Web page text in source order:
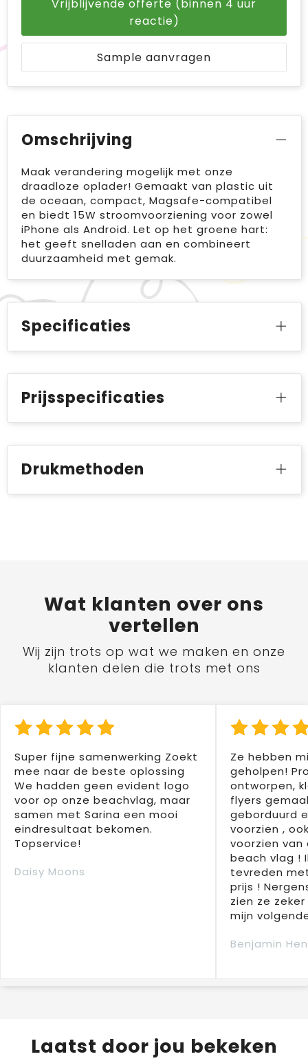
Vrijblijvende offerte (binnen 4 uur
reactie)
Sample aanvragen
Omschrijving
Maak verandering mogelijk met onze
draadloze oplader! Gemaakt van plastic uit
de oceaan, compact, Magsafe-compatibel
en biedt 15W stroomvoorziening voor zowel
iPhone als Android. Let op het groene hart:
het geeft snelladen aan en combineert
duurzaamheid met gemak.
Specificaties
Prijsspecificaties
Drukmethoden
Wat klanten over ons
vertellen
Wij zijn trots op wat we maken en onze
klanten delen die trots met ons
Super fijne samenwerking Zoekt
mee naar de beste oplossing
We hadden geen evident logo
voor op onze beachvlag, maar
samen met Sarina een mooi
eindresultaat bekomen.
Topservice!
Daisy Moons
Ze hebben
geholpen!
ontworpen,
flyers
geborduurd
voorzien ,
voorzien
beach vlag !
tevreden
prijs !
zien ze
mijn
Benjamin
Laatst door jou bekeken